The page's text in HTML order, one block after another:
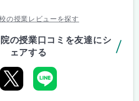
の授業レビューを探す
の授業口コミを友達にシ
ェアする